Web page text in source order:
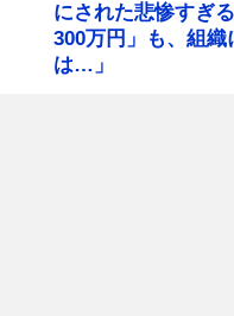
にされた悲惨すぎ
300万円」も、組
は…」